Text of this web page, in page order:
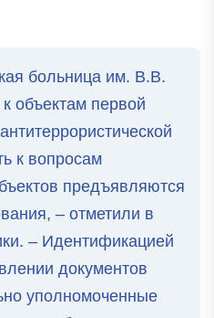
больница им. В.В.
объектам первой
к вопросам
предъявляются
– отметили в
– Идентификацией
документов
уполномоченные